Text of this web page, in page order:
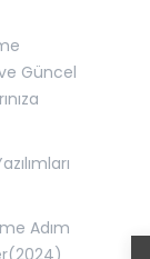
Güncel
Adım